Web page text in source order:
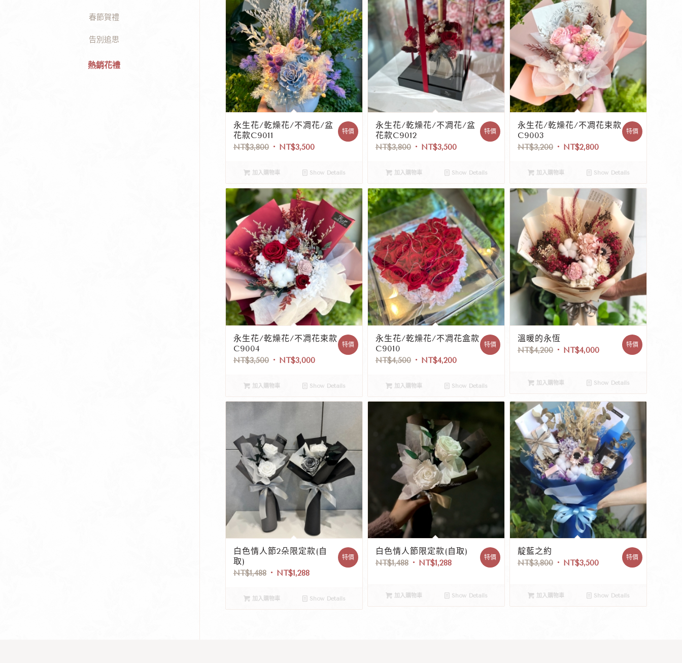
永生花/乾燥花/不凋花/盆
花款C9011
NT$3,800 NT$3,500
特價
加入購物車 Show Details
永生花/乾燥花/不凋花/盆
花款C9012
NT$3,800 NT$3,500
特價
加入購物車 Show Details
永生花/乾燥花/不凋花束款
C9003
NT$3,200 NT$2,800
特價
加入購物車 Show Details
永生花/乾燥花/不凋花束款
C9004
NT$3,500 NT$3,000
特價
加入購物車 Show Details
永生花/乾燥花/不凋花盒款
C9010
NT$4,500 NT$4,200
特價
加入購物車 Show Details
溫暖的永恆
NT$4,200 NT$4,000
特價
加入購物車 Show Details
白色情人節2朵限定款(自
取)
NT$1,488 NT$1,288
特價
加入購物車 Show Details
白色情人節限定款(自取)
NT$1,488 NT$1,288
特價
加入購物車 Show Details
靛藍之約
NT$3,800 NT$3,500
特價
加入購物車 Show Details
春節賀禮
告別追思
熱銷花禮